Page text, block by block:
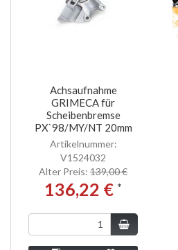
Achsaufnahme
GRIMECA für
Scheibenbremse
PX`98/MY/NT 20mm
Artikelnummer:
V1524032
Alter Preis: 139,00 €
136,22 € *